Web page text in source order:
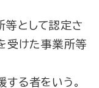
として認定さ
受けた事業所等
る者をいう。